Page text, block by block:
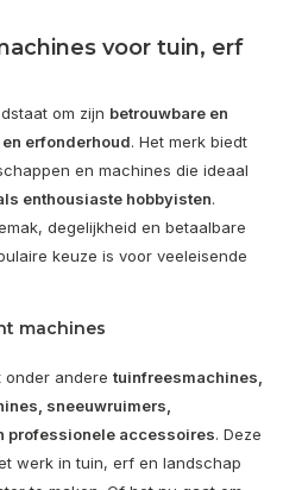
voor tuin, erf
om zijn betrouwbare en
erfonderhoud. Het merk biedt
en machines die ideaal
enthousiaste hobbyisten.
degelijkheid en betaalbare
keuze is voor veeleisende
machines
onder andere tuinfreesmachines,
sneeuwruimers,
professionele accessoires. Deze
werk in tuin, erf en landschap